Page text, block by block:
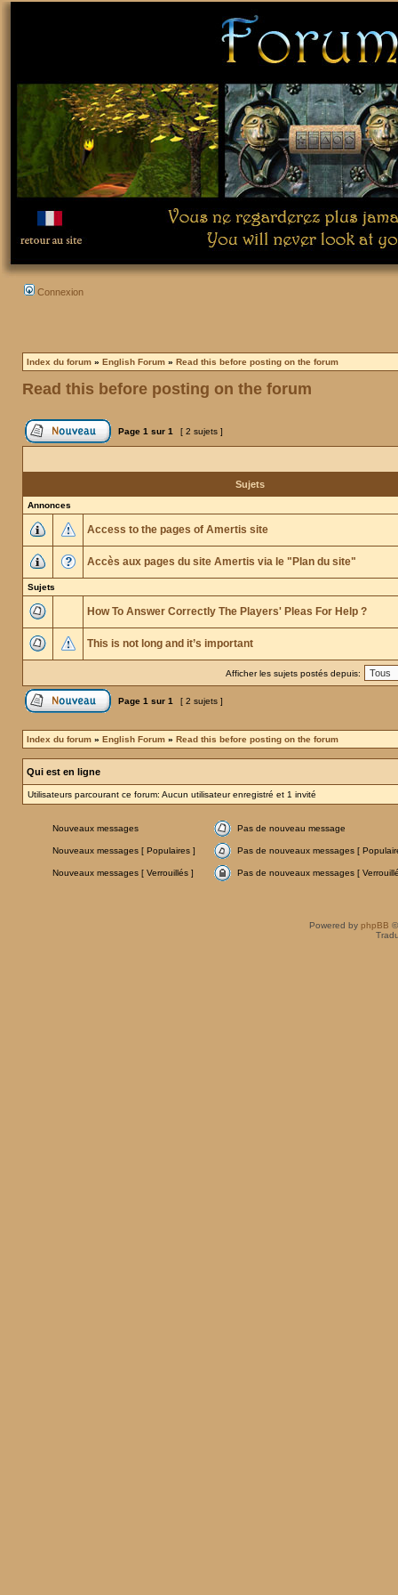
Connexion
Index du forum » English Forum » Read this before posting on the forum
Read this before posting on the forum
Page 1 sur 1 [ 2 sujets ]
Sujets
Annonces
Access to the pages of Amertis site
Accès aux pages du site Amertis via le "Plan du site"
Sujets
How To Answer Correctly The Players' Pleas For Help ?
This is not long and it’s important
Afficher les sujets postés depuis:
Page 1 sur 1 [ 2 sujets ]
Index du forum » English Forum » Read this before posting on the forum
Qui est en ligne
Utilisateurs parcourant ce forum: Aucun utilisateur enregistré et 1 invité
Nouveaux messages Pas de nouveau message
Nouveaux messages [ Populaires ] Pas de nouveaux messages [
Nouveaux messages [ Verrouillés ] Pas de nouveaux messages [
Powered by phpBB